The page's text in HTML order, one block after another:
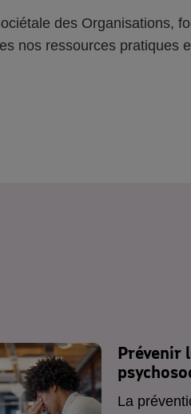
des Organisations,
nos ressources pratiques
Prévenir
La